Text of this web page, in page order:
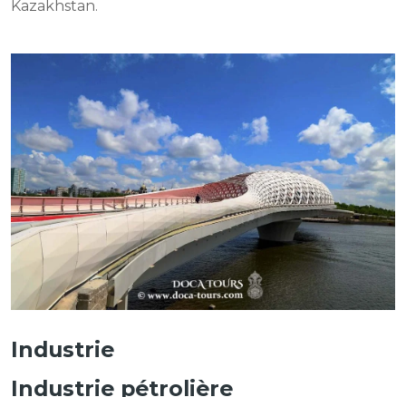
Kazakhstan.
Industrie
Industrie pétrolière